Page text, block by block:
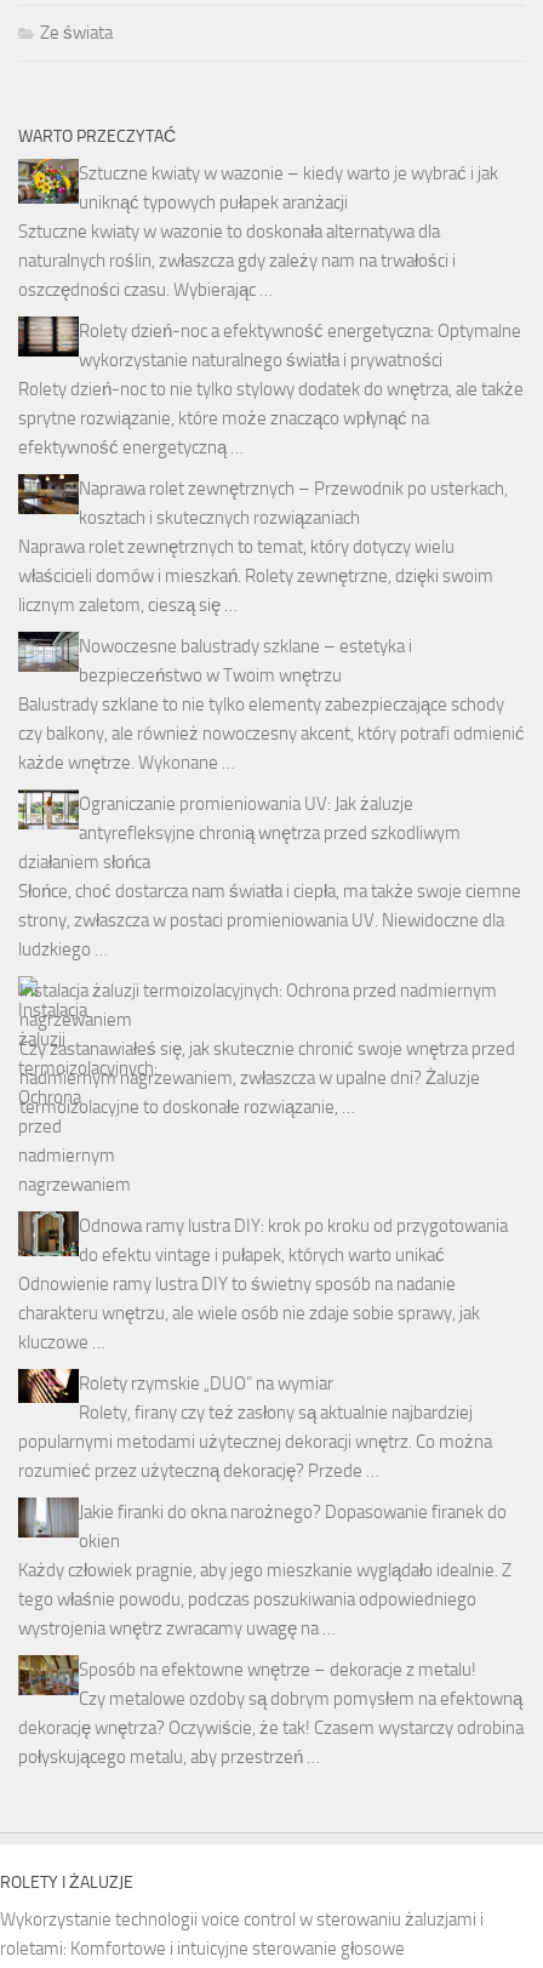
Ze świata
WARTO PRZECZYTAĆ
Sztuczne kwiaty w wazonie – kiedy warto je wybrać i jak
uniknąć typowych pułapek aranżacji
Sztuczne kwiaty w wazonie to doskonała alternatywa dla
naturalnych roślin, zwłaszcza gdy zależy nam na trwałości i
oszczędności czasu. Wybierając …
Rolety dzień-noc a efektywność energetyczna: Optymalne
wykorzystanie naturalnego światła i prywatności
Rolety dzień-noc to nie tylko stylowy dodatek do wnętrza, ale także
sprytne rozwiązanie, które może znacząco wpłynąć na
efektywność energetyczną …
Naprawa rolet zewnętrznych – Przewodnik po usterkach,
kosztach i skutecznych rozwiązaniach
Naprawa rolet zewnętrznych to temat, który dotyczy wielu
właścicieli domów i mieszkań. Rolety zewnętrzne, dzięki swoim
licznym zaletom, cieszą się …
Nowoczesne balustrady szklane – estetyka i
bezpieczeństwo w Twoim wnętrzu
Balustrady szklane to nie tylko elementy zabezpieczające schody
czy balkony, ale również nowoczesny akcent, który potrafi odmienić
każde wnętrze. Wykonane …
Ograniczanie promieniowania UV: Jak żaluzje
antyrefleksyjne chronią wnętrza przed szkodliwym
działaniem słońca
Słońce, choć dostarcza nam światła i ciepła, ma także swoje ciemne
strony, zwłaszcza w postaci promieniowania UV. Niewidoczne dla
ludzkiego …
Instalacja żaluzji termoizolacyjnych: Ochrona przed nadmiernym
nagrzewaniem
Czy zastanawiałeś się, jak skutecznie chronić swoje wnętrza przed
nadmiernym nagrzewaniem, zwłaszcza w upalne dni? Żaluzje
termoizolacyjne to doskonałe rozwiązanie, …
Odnowa ramy lustra DIY: krok po kroku od przygotowania
do efektu vintage i pułapek, których warto unikać
Odnowienie ramy lustra DIY to świetny sposób na nadanie
charakteru wnętrzu, ale wiele osób nie zdaje sobie sprawy, jak
kluczowe …
Rolety rzymskie „DUO” na wymiar
Rolety, firany czy też zasłony są aktualnie najbardziej
popularnymi metodami użytecznej dekoracji wnętrz. Co można
rozumieć przez użyteczną dekorację? Przede …
Jakie firanki do okna narożnego? Dopasowanie firanek do
okien
Każdy człowiek pragnie, aby jego mieszkanie wyglądało idealnie. Z
tego właśnie powodu, podczas poszukiwania odpowiedniego
wystrojenia wnętrz zwracamy uwagę na …
Sposób na efektowne wnętrze – dekoracje z metalu!
Czy metalowe ozdoby są dobrym pomysłem na efektowną
dekorację wnętrza? Oczywiście, że tak! Czasem wystarczy odrobina
połyskującego metalu, aby przestrzeń …
ROLETY I ŻALUZJE
Wykorzystanie technologii voice control w sterowaniu żaluzjami i
roletami: Komfortowe i intuicyjne sterowanie głosowe